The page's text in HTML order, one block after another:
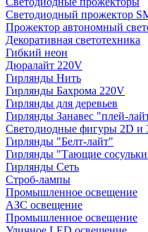
Светодиодный прожектор
Прожектор автономный
Декоративная светотехника
Гибкий неон
Дюралайт 220V
Гирлянды Нить
Гирлянды Бахрома 220V
Гирлянды для деревьев
Гирлянды Занавес "плей-
Светодиодные фигуры 2D и
Гирлянды "Белт-лайт"
Гирлянды "Тающие
Гирлянды Сеть
Строб-лампы
Промышленное освещение
АЗС освещение
Промышленное освещение